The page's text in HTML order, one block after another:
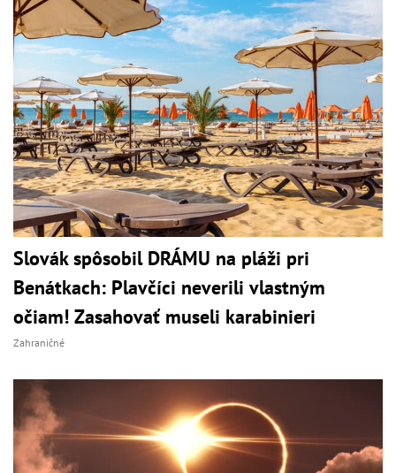
Slovák spôsobil DRÁMU na pláži pri
Benátkach: Plavčíci neverili vlastným
očiam! Zasahovať museli karabinieri
Zahraničné